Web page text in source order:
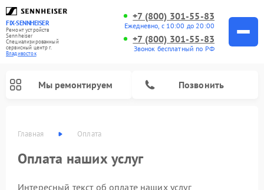
FIX-SENNHEISER
Ремонт устройств
Sennheiser
Специализированный
cервисный центр г.
Владивосток
+7 (800) 301-55-83
Ежедневно, с 10:00 до 20:00
+7 (800) 301-55-83
Звонок бесплатный по РФ
Мы ремонтируем Позвонить
Главная Оплата
Оплата наших услуг
Интересный текст об оплате наших услуг